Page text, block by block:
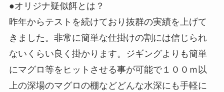
●オリジナ疑似餌とは？
昨年からテストを続けており抜群の実績を上げて
きました。非常に簡単な仕掛けの割には信じられ
ないくらい良く掛かります。ジギングよりも簡単
にマグロ等をヒットさせる事が可能で１００ｍ以
上の深場のマグロの棚などどんな水深にも手軽に